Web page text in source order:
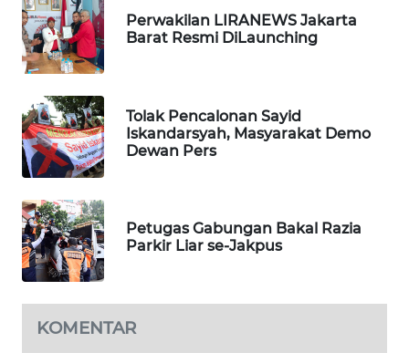
Perwakilan LIRANEWS Jakarta
Barat Resmi DiLaunching
Tolak Pencalonan Sayid
Iskandarsyah, Masyarakat Demo
Dewan Pers
Petugas Gabungan Bakal Razia
Parkir Liar se-Jakpus
KOMENTAR
WN
KARAWANG
BEKASI
WN
BOGOR
WN
DEPOK
WN
TAPANULI
UTARA